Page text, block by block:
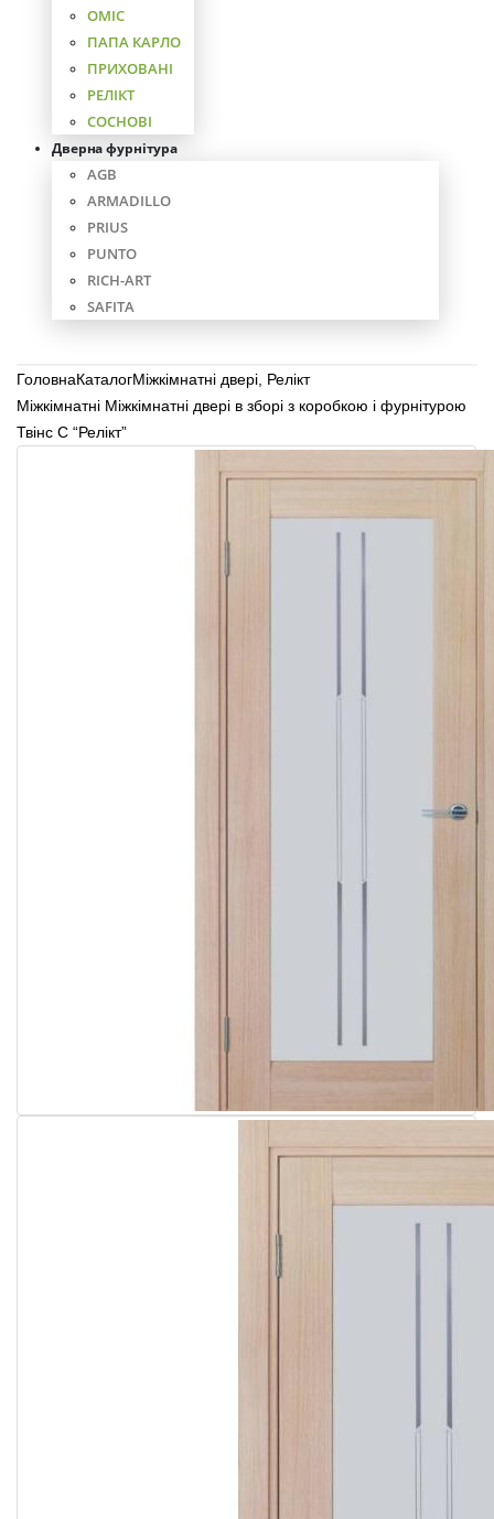
ОМІС
ПАПА КАРЛО
ПРИХОВАНІ
РЕЛІКТ
СОСНОВІ
Дверна фурнітура
AGB
ARMADILLO
PRIUS
PUNTO
RICH-ART
SAFITA
ГоловнаКаталогМіжкімнатні двері Релікт
Міжкімнатні Міжкімнатні двері в зборі з коробкою і фурнітурою
Твінс С “Релікт”